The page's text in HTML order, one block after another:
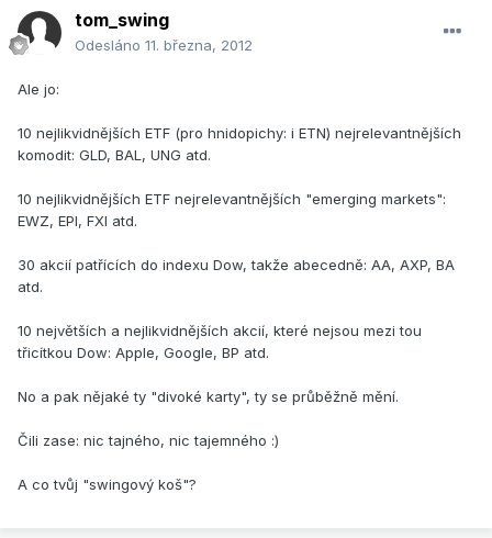
tom_swing
Odesláno 11. března, 2012
Ale jo:
10 nejlikvidnějších ETF (pro hnidopichy: i ETN) nejrelevantnějších
komodit: GLD, BAL, UNG atd.
10 nejlikvidnějších ETF nejrelevantnějších "emerging markets":
EWZ, EPI, FXI atd.
30 akcií patřících do indexu Dow, takže abecedně: AA, AXP, BA
atd.
10 největších a nejlikvidnějších akcií, které nejsou mezi tou
třicítkou Dow: Apple, Google, BP atd.
No a pak nějaké ty "divoké karty", ty se průběžně mění.
Čili zase: nic tajného, nic tajemného :)
A co tvůj "swingový koš"?